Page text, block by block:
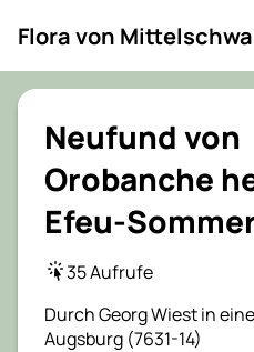
Flora von
Neufund von
Orobanche
Efeu-
35 Aufrufe
Durch Georg Wiest in
Augsburg (7631-14)